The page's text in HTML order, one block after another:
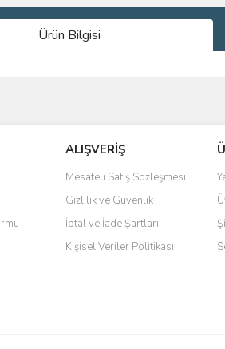
Ürün Bilgisi
kalitesiz, bozuk veya görüntülenemiyor.
eksik bilgiler bulunuyor.
hatalar bulunuyor.
diğer sitelerden daha pahalı.
benzer farklı alternatifler olmalı.
ALIŞVERİŞ
Mesafeli Satış Sözleşmesi
Gizlilik ve Güvenlik
İptal ve İade Şartları
Kişisel Veriler Politikası